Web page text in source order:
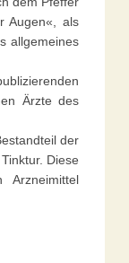
Augen«, als
allgemeines
Ärzte des
der
Diese